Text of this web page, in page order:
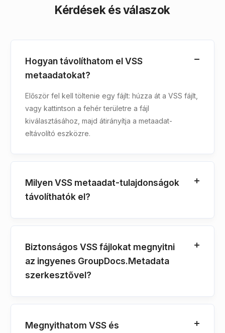
Kérdések és válaszok
Hogyan távolíthatom el VSS
metaadatokat?
Először fel kell töltenie egy fájlt: húzza át a VSS fájlt,
vagy kattintson a fehér területre a fájl
kiválasztásához, majd átirányítja a metaadat-
eltávolító eszközre.
Milyen VSS metaadat-tulajdonságok
távolíthatók el?
Biztonságos VSS fájlokat megnyitni
az ingyenes GroupDocs.Metadata
szerkesztővel?
Megnyithatom VSS és